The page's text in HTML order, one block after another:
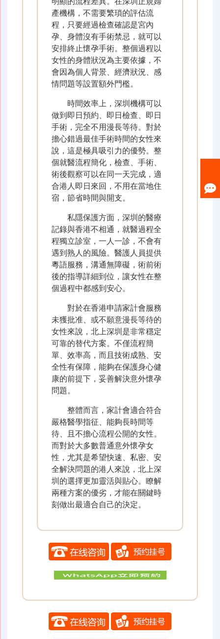
產機構，不需要繁瑣的評估流
程，只要經過檢查確認是宮內
孕、身體沒有手術禁忌，就可以
安排終止懷孕手術。整個過程以
女性的身體狀況為主要依據，不
會因為個人背景、經濟狀況、感
情問題等設置額外門檻。
時間效率上，深圳機構可以
做到即日預約、即日檢查、即日
手術，完全不用漫長等待。對於
擔心錯過最佳手術時間的女性來
說，這是極具吸引力的優勢。整
個就醫流程簡化，檢查、手術、
術後觀察可以在同一天完成，適
合港人即日來回，不用在當地住
宿，節省時間與開支。
私隱保護方面，深圳的醫療
記錄與香港不相通，就醫過程全
程獨立診室，一人一診，不會有
遇到熟人的風險。醫護人員提供
粵語服務，溝通無障礙，術前術
後的指導詳細到位，讓女性在整
個過程中都感到安心。
對於在香港申請家計會服務
未獲批准、或不願意漫長等待的
女性來說，北上深圳是非常穩定
可靠的替代方案。不僅流程簡
單、效率高，而且技術成熟、安
全性有保障，能夠在保護身心健
康的前提下，妥善解決意外懷孕
問題。
整體而言，家計會適合符合
嚴格醫學指征、能夠長時間等
待、且不擔心流程公開的女性。
而對於大多數普通意外懷孕女
性，尤其是希望快速、私密、安
全解決問題的港人來說，北上深
圳的選擇更加靈活與貼心。瞭解
兩種方案的優劣，才能在關鍵時
刻做出最適合自己的決定。